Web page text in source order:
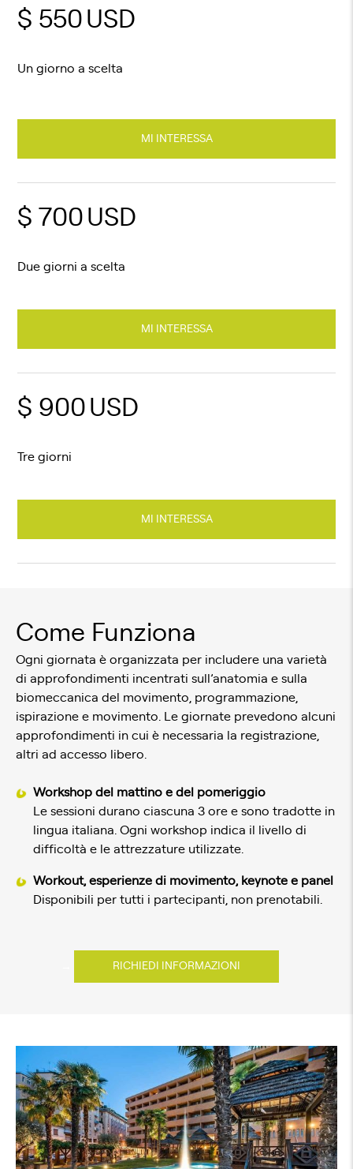
$ 550 USD
MI INTERESSA
Un giorno a scelta
$ 700 USD
MI INTERESSA
Due giorni a scelta
$ 900 USD
MI INTERESSA
Tre giorni
Come Funziona
Ogni giornata è organizzata per includere una varietà
di approfondimenti incentrati sull’anatomia e sulla
biomeccanica del movimento, programmazione,
ispirazione e movimento. Le giornate prevedono alcuni
approfondimenti in cui è necessaria la registrazione,
altri ad accesso libero.
Workshop del mattino e del pomeriggio
Le sessioni durano ciascuna 3 ore e sono tradotte in
lingua italiana. Ogni workshop indica il livello di
difficoltà e le attrezzature utilizzate.
Workout, esperienze di movimento, keynote e panel
Disponibili per tutti i partecipanti, non prenotabili.
RICHIEDI INFORMAZIONI